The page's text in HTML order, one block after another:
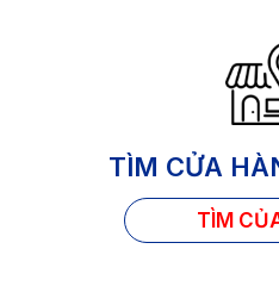
TÌM CỬA
TÌM